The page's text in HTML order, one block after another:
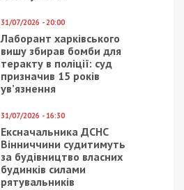
31/07/2026 - 20:00
Лаборант харківського
вишу збирав бомби для
теракту в поліції: суд
призначив 15 років
ув’язнення
31/07/2026 - 16:30
Ексначальника ДСНС
Вінниччини судитимуть
за будівництво власних
будинків силами
рятувальників